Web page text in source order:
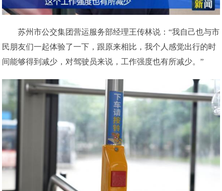
苏州市公交集团营运服务部经理王传林说：“我自己也与市
民朋友们一起体验了一下，跟原来相比，我个人感觉出行的时
间能够得到减少，对驾驶员来说，工作强度也有所减少。”